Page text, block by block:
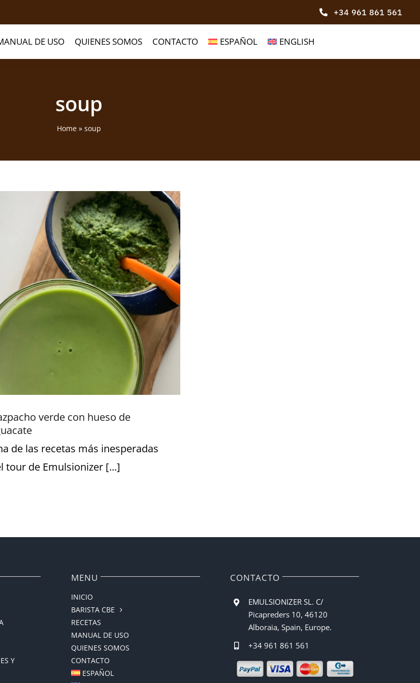
+34 961 861 561
DE USO QUIENES SOMOS CONTACTO ESPAÑOL ENGLISH
soup
Home» soup
Gazpacho verde con hueso de
aguacate
verde con hueso de
de las recetas más inesperadas
tour de Emulsionizer [...]
Y
MENU
INICIO
BARISTA CBE
RECETAS
MANUAL DE USO
QUIENES SOMOS
CONTACTO
ESPAÑOL
CONTACTO
EMULSIONIZER SL. C/
Picapreders 10, 46120
Alboraia, Spain, Europe.
+34 961 861 561